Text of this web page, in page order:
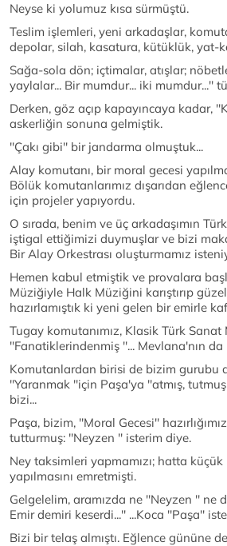
Neyse ki yolumuz kısa sürmüştü.
Teslim işlemleri, yeni arkadaşlar,
depolar, silah, kasatura, kütüklük, yat-
Sağa-sola dön; içtimalar, atışlar;
yaylalar... Bir mumdur... iki mumdur...''
Derken, göz açıp kapayıncaya kadar,
askerliğin sonuna gelmiştik.
''Çakı gibi'' bir jandarma olmuştuk...
Alay komutanı, bir moral gecesi
Bölük komutanlarımız dışarıdan
için projeler yapıyordu.
O sırada, benim ve üç arkadaşımın
iştigal ettiğimizi duymuşlar ve bizi
Bir Alay Orkestrası oluşturmamız
Hemen kabul etmiştik ve provalara
Müziğiyle Halk Müziğini karıştırıp
hazırlamıştık ki yeni gelen bir emirle
Tugay komutanımız, Klasik Türk
''Fanatiklerindenmiş ''... Mevlana'nın da
Komutanlardan birisi de bizim gurubu
''Yaranmak ''için Paşa'ya ''atmış,
bizi...
Paşa, bizim, ''Moral Gecesi''
tutturmuş: ''Neyzen '' isterim diye.
Ney taksimleri yapmamızı; hatta
yapılmasını emretmişti.
Gelgelelim, aramızda ne ''Neyzen '' ne
Emir demiri keserdi...'' ...Koca ''Paşa''
Bizi bir telaş almıştı. Eğlence gününe